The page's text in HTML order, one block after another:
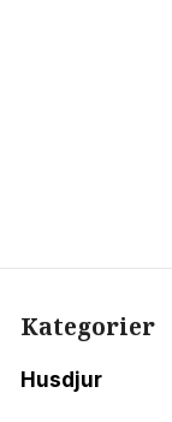
Kategorier
Husdjur